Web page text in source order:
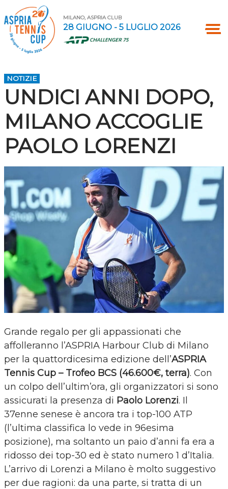
MILANO, ASPRIA CLUB
28 GIUGNO - 5 LUGLIO 2026
NOTIZIE
UNDICI ANNI DOPO,
MILANO ACCOGLIE
PAOLO LORENZI
Grande regalo per gli appassionati che
affolleranno l’ASPRIA Harbour Club di Milano
per la quattordicesima edizione dell’ASPRIA
Tennis Cup – Trofeo BCS (46.600€, terra). Con
un colpo dell’ultim’ora, gli organizzatori si sono
assicurati la presenza di Paolo Lorenzi. Il
37enne senese è ancora tra i top-100 ATP
(l’ultima classifica lo vede in 96esima
posizione), ma soltanto un paio d’anni fa era a
ridosso dei top-30 ed è stato numero 1 d’Italia.
L’arrivo di Lorenzi a Milano è molto suggestivo
per due ragioni: da una parte, si tratta di un